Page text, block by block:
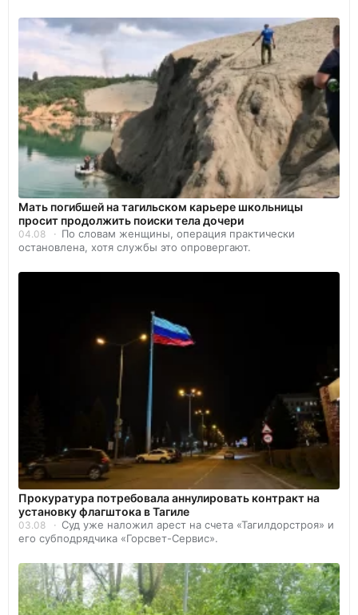
Мать погибшей на тагильском карьере школьницы
просит продолжить поиски тела дочери
04.08
По словам женщины, операция практически
остановлена, хотя службы это опровергают.
Прокуратура потребовала аннулировать контракт на
установку флагштока в Тагиле
03.08
Суд уже наложил арест на счета «Тагилдорстроя» и
его субподрядчика «Горсвет-Сервис».